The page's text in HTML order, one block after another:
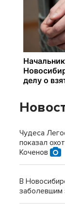
Чудеса
показал
Коченов
В
заболевшим